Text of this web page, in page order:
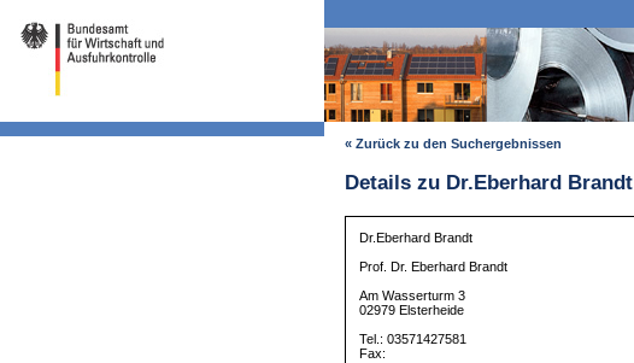
« Zurück zu den Suchergebnissen
Details zu Dr.Eberhard Brandt
Dr.Eberhard Brandt
Prof. Dr. Eberhard Brandt
Am Wasserturm 3
02979 Elsterheide
Tel.: 03571427581
Fax: